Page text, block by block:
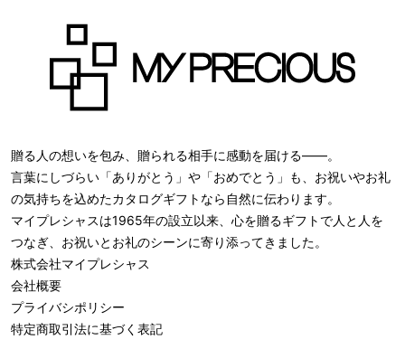
贈る人の想いを包み、贈られる相手に感動を届ける――。
言葉にしづらい「ありがとう」や「おめでとう」も、お祝いやお礼
の気持ちを込めたカタログギフトなら自然に伝わります。
マイプレシャスは1965年の設立以来、心を贈るギフトで人と人を
つなぎ、お祝いとお礼のシーンに寄り添ってきました。
株式会社マイプレシャス
会社概要
プライバシポリシー
特定商取引法に基づく表記